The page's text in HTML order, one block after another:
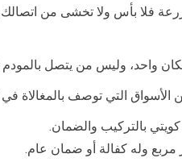
فلا بأس ولا تخشى من
واحد، وليس من يتصل
الأسواق التي توصف